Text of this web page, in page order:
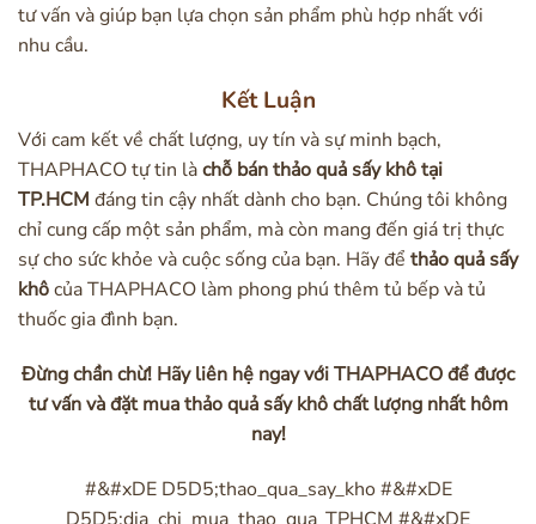
tư vấn và giúp bạn lựa chọn sản phẩm phù hợp nhất với
nhu cầu.
Kết Luận
Với cam kết về chất lượng, uy tín và sự minh bạch,
THAPHACO tự tin làchỗ bán thảo quả sấy khô tại
TP.HCM đáng tin cậy nhất dành cho bạn. Chúng tôi không
chỉ cung cấp một sản phẩm, mà còn mang đến giá trị thực
sự cho sức khỏe và cuộc sống của bạn. Hãy để thảo quả sấy
khôcủa THAPHACO làm phong phú thêm tủ bếp và tủ
thuốc gia đình bạn.
Đừng chần chừ! Hãy liên hệ ngay với THAPHACO để được
tư vấn và đặt mua thảo quả sấy khô chất lượng nhất hôm
nay!
#&#xDE D5D5;thao_qua_say_kho #&#xDE